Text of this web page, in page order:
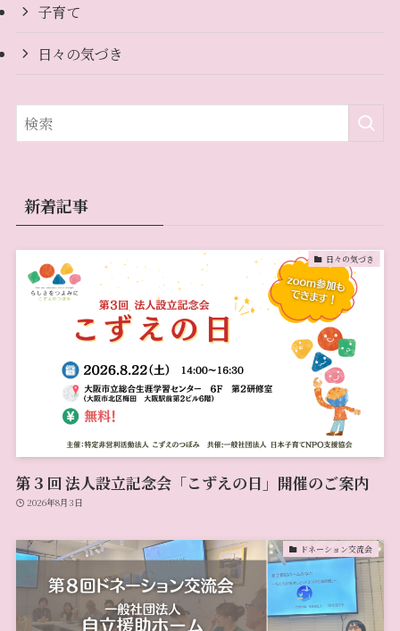
子育て
日々の気づき
新着記事
日々の気づき
第３回 法人設立記念会「こずえの日」開催のご案内
2026年8月3日
ドネーション交流会